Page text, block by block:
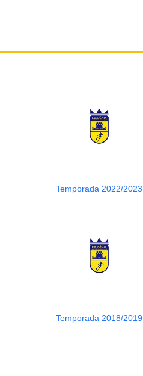
Temporada 2022/2023
Temporada 2018/2019